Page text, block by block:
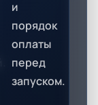
и
порядок
оплаты
перед
запуском.